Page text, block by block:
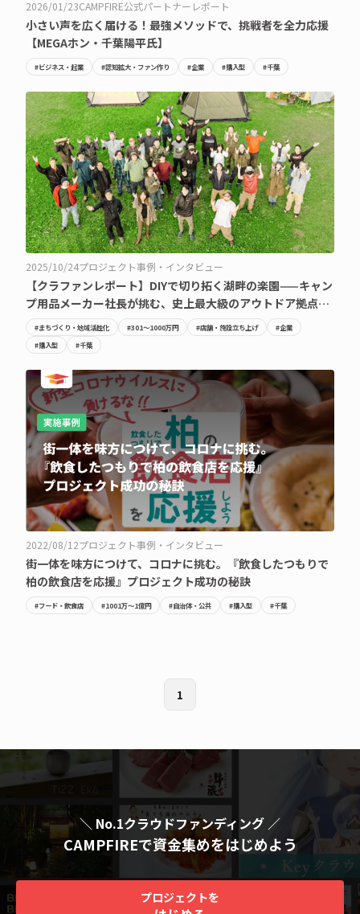
2026/01/23CAMPFIRE公式パートナーレポート
小さい声を広く届ける！最強メソッドで、挑戦者を全力応援
【MEGAホン・千葉陽平氏】
#ビジネス・起業 #認知拡大・ファン作り #企業 #購入型 #千葉
2025/10/24プロジェクト事例・インタビュー
【クラファンレポート】DIYで切り拓く湖畔の楽園——キャン
プ用品メーカー社長が挑む、史上最大級のアウトドア拠点へ
の情熱
#まちづくり・地域活性化 #301〜1000万円 #店舗・施設立ち上げ
#企業
#購入型
#千葉
2022/08/12プロジェクト事例・インタビュー
街一体を味方につけて、コロナに挑む。『飲食したつもりで
柏の飲食店を応援』プロジェクト成功の秘訣
#フード・飲食店 #1001万〜1億円 #自治体・公共 #購入型 #千葉
1
＼ No.1クラウドファンディング ／
CAMPFIREで資金集めをはじめよう
プロジェクトを